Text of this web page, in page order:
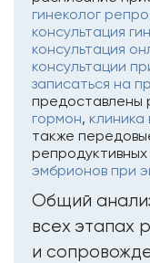
гинеколог
консультация
консультация
консультации
записаться на
предоставлены
гормон,
также
эмбрионов при
Общий
всех этапах
и